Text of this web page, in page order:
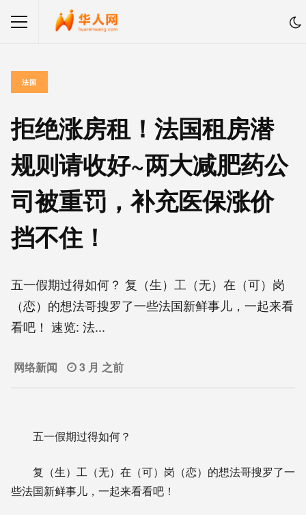
法国
拒绝涨房租！法国租房潜
规则请收好~两大减肥药公
司被重罚，补充医保涨价
挡不住！
五一假期过得如何？ 复（生）工（无）在（可）岗
（恋）的想法哥搜罗了一些法国新鲜事儿，一起来看
看吧！ 速览: 法...
网络新闻 3 月 之前
五一假期过得如何？
复（生）工（无）在（可）岗（恋）的想法哥搜罗了一
些法国新鲜事儿，一起来看看吧！